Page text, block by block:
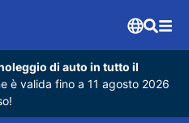
di auto in tutto il
è valida fino a 11 agosto 2026